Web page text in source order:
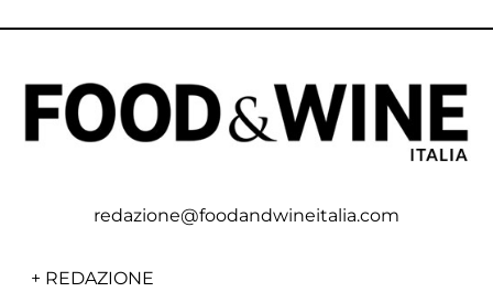
redazione@foodandwineitalia.com
+ REDAZIONE